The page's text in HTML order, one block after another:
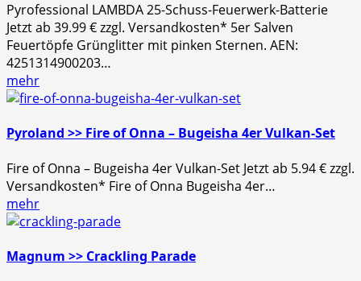
Pyrofessional LAMBDA 25-Schuss-Feuerwerk-Batterie
Jetzt ab 39.99 € zzgl. Versandkosten* 5er Salven
Feuertöpfe Grünglitter mit pinken Sternen. AEN:
4251314900203…
mehr
Pyroland >> Fire of Onna – Bugeisha 4er Vulkan-Set
Fire of Onna – Bugeisha 4er Vulkan-Set Jetzt ab 5.94 € zzgl.
Versandkosten* Fire of Onna Bugeisha 4er…
mehr
Magnum >> Crackling Parade